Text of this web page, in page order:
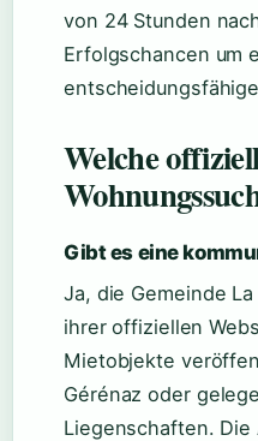
von 24 Stunden
Erfolgschancen um
Welche
Gibt es eine
Ja, die Gemeinde
ihrer offiziellen
Mietobjekte
Gérénaz oder
Liegenschaften.